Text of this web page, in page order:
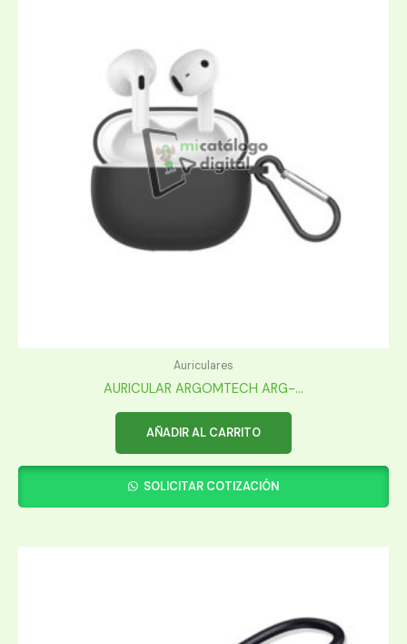
Auriculares
AURICULAR ARGOMTECH ARG-...
AÑADIR AL CARRITO
SOLICITAR COTIZACIÓN